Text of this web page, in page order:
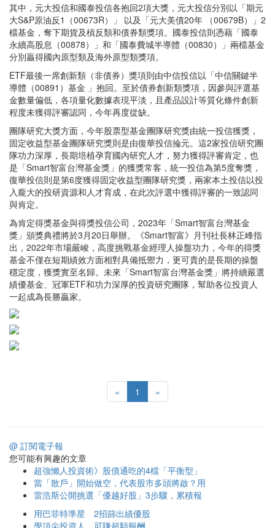
其中，元大投信和國泰投信各抱回2項大獎，元大投信分別以「期元
大S&P原油反1（00673R）」 以及「元大美債20年 （00679B）」2
檔基金，奪下期貨及槓反類和債券類獎項。國泰投信則憑藉「國泰
永續高股息（00878）」和「國泰費城半導體（00830）」兩檔基金
分別贏得國內原型類及海外原型類獎項。
ETF最後一席創新類（非債券）獎項則由中信投信以「中信關鍵半
導體（00891）基金 」抱回。至於債券創新類獎項，因參與評選基
金數量偏低，各項量化數據表現平淡，且產品設計等質化條件創新
程度未獲得評審認同，今年再度從缺。
團隊研究大獎方面，今年股票型基金團隊研究獎由統一投信獲獎，
固定收益型基金團隊研究獎則是由復華投信掄元。這2家投信研究團
隊功力深厚，長期培植孕育國內研究人才，努力獲得評審肯定，也
是「Smart智富台灣基金獎」的獲獎常客，統一投信為第5度奪獎，
復華投信則是第6度獲得固定收益型團隊研究獎，兩家本土投信以投
入龐大的投研資源和人才育成，在此次評選中獲得評審的一致認同
與肯定。
為肯定得獎基金與得獎投信公司，2023年「Smart智富台灣基金
獎」頒獎典禮將於3月20日舉辦。《Smart智富》月刊社長林正峰指
出，2022年市場嚴峻，高度挑戰基金經理人操盤功力，今年的得獎
基金不僅在短期績效方面相對具備抵禦力，更可貴的是長期的操盤
穩定度，獲獎實至名歸。未來「Smart智富台灣基金獎」將持續嚴選
績優基金、冠軍ETF和功力深厚的投資研究團隊，幫助各位投資人
一起成為長勝贏家。
« 1 »
@ 訂閱電子報
您可能有興趣的文章
超強懶人投資術》股債通吃的4檔「平衡型」
當「散戶」開始做空，代表股市多頭將啟？用
雷浩斯公開挑選「優越好股」3步驟，累積報
用巴菲特準星 2招篩出績優股
學頂尖投資人 可賺超額報酬